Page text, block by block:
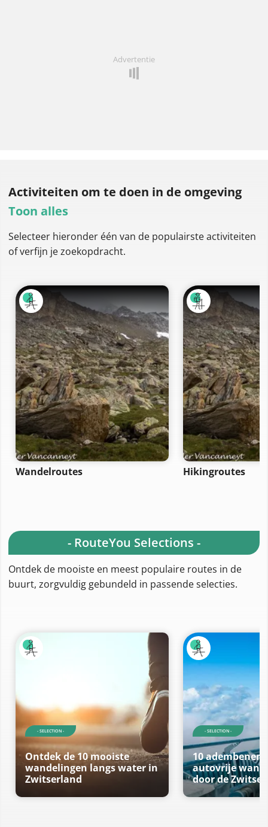
Advertentie
Activiteiten om te doen in de omgeving
Toon alles
Selecteer hieronder één van de populairste activiteiten
of verfijn je zoekopdracht.
Wandelroutes Hikingroutes
- RouteYou Selections -
Ontdek de mooiste en meest populaire routes in de
buurt, zorgvuldig gebundeld in passende selecties.
- SELECTION -
Ontdek de 10 mooiste
wandelingen langs water in
Zwitserland
- SELECTION -
10
autovrije
door de